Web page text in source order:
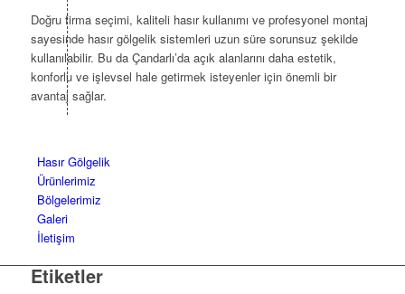
Doğru firma seçimi, kaliteli hasır kullanımı ve profesyonel montaj
sayesinde hasır gölgelik sistemleri uzun süre sorunsuz şekilde
kullanılabilir. Bu da Çandarlı’da açık alanlarını daha estetik,
konforlu ve işlevsel hale getirmek isteyenler için önemli bir
avantaj sağlar.
Hasır Gölgelik
Ürünlerimiz
Bölgelerimiz
Galeri
İletişim
Etiketler